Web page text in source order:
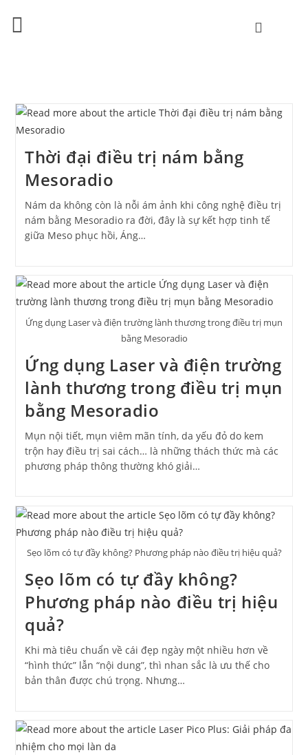
Thời đại điều trị nám bằng
Mesoradio
Nám da không còn là nỗi ám ảnh khi công nghệ điều trị
nám bằng Mesoradio ra đời, đây là sự kết hợp tinh tế
giữa Meso phục hồi, Áng…
Ứng dụng Laser và điện trường lành thương trong điều trị mụn
bằng Mesoradio
Ứng dụng Laser và điện trường
lành thương trong điều trị mụn
bằng Mesoradio
Mụn nội tiết, mụn viêm mãn tính, da yếu đỏ do kem
trộn hay điều trị sai cách… là những thách thức mà các
phương pháp thông thường khó giải…
Sẹo lõm có tự đầy không? Phương pháp nào điều trị hiệu quả?
Sẹo lõm có tự đầy không?
Phương pháp nào điều trị hiệu
quả?
Khi mà tiêu chuẩn về cái đẹp ngày một nhiều hơn về
“hình thức” lẫn “nội dung”, thì nhan sắc là ưu thế cho
bản thân được chú trọng. Nhưng…